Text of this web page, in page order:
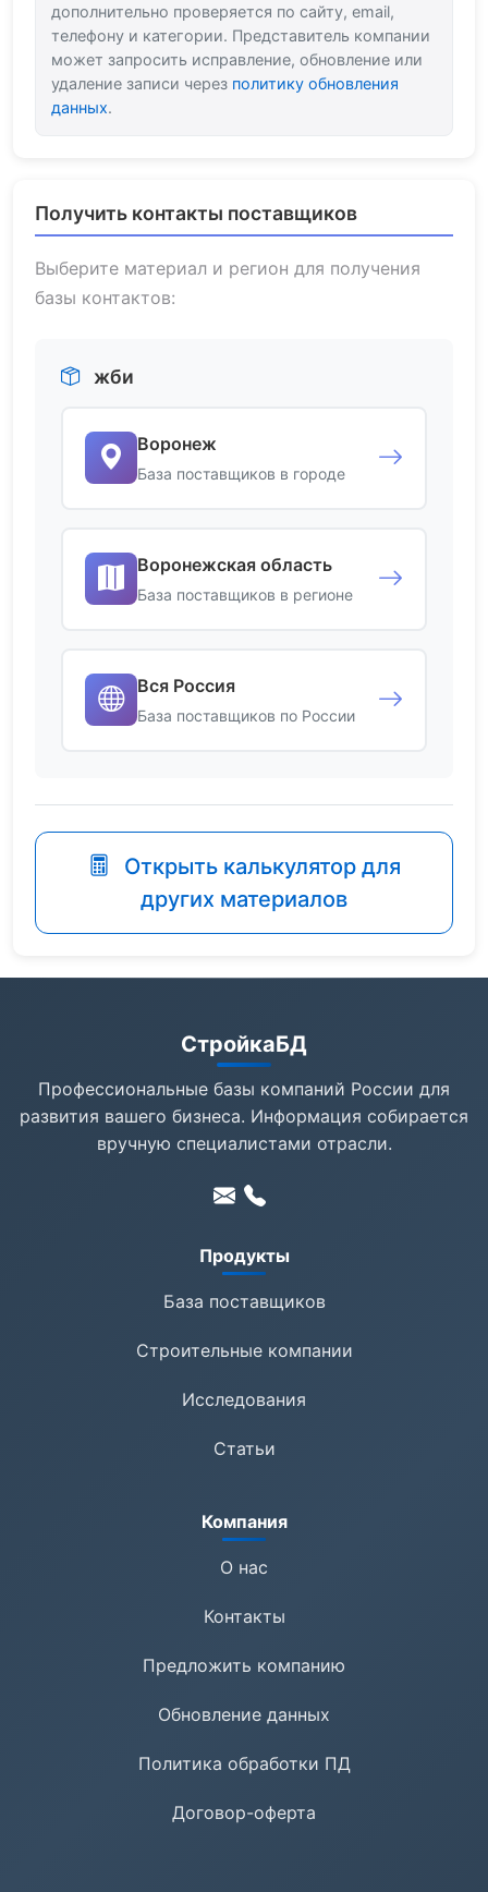
дополнительно проверяется по сайту, email,
телефону и категории. Представитель компании
может запросить исправление, обновление или
удаление записи через политику обновления
данных.
Получить контакты поставщиков
Выберите материал и регион для получения
базы контактов:
жби
Воронеж
База поставщиков в городе
Воронежская область
База поставщиков в регионе
Вся Россия
База поставщиков по России
Открыть калькулятор для
других материалов
СтройкаБД
Профессиональные базы компаний России для
развития вашего бизнеса. Информация собирается
вручную специалистами отрасли.
Продукты
База поставщиков
Строительные компании
Исследования
Статьи
Компания
О нас
Контакты
Предложить компанию
Обновление данных
Политика обработки ПД
Договор-оферта